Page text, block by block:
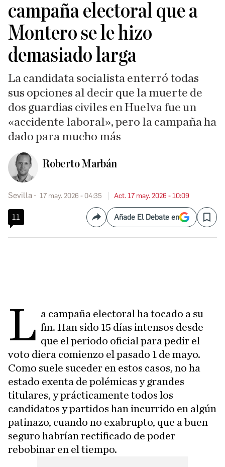
campaña electoral que a
Montero se le hizo
demasiado larga
La candidata socialista enterró todas
sus opciones al decir que la muerte de
dos guardias civiles en Huelva fue un
«accidente laboral», pero la campaña ha
dado para mucho más
Roberto Marbán
Sevilla 17 may. 2026 - 04:35 Act. 17 may. 2026 - 10:09
11 CompartirAñade El Debate en Save
L a campaña electoral ha tocado a su
fin. Han sido 15 días intensos desde
que el periodo oficial para pedir el
voto diera comienzo el pasado 1 de mayo.
Como suele suceder en estos casos, no ha
estado exenta de polémicas y grandes
titulares, y prácticamente todos los
candidatos y partidos han incurrido en algún
patinazo, cuando no exabrupto, que a buen
seguro habrían rectificado de poder
rebobinar en el tiempo.